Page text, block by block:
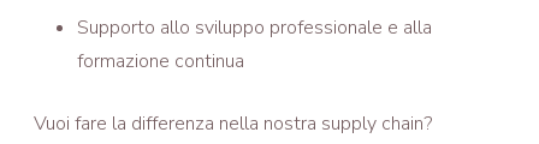
Supporto allo sviluppo professionale e alla
formazione continua
Vuoi fare la differenza nella nostra supply chain?